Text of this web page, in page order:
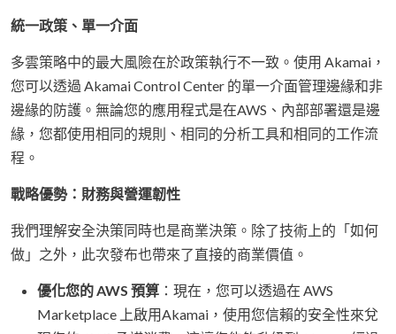
統一政策、單一介面
多雲策略中的最大風險在於政策執行不一致。使用 Akamai，
您可以透過 Akamai Control Center 的單一介面管理邊緣和非
邊緣的防護。無論您的應用程式是在AWS、內部部署還是邊
緣，您都使用相同的規則、相同的分析工具和相同的工作流
程。
戰略優勢：財務與營運韌性
我們理解安全決策同時也是商業決策。除了技術上的「如何
做」之外，此次發布也帶來了直接的商業價值。
優化您的 AWS 預算 ：現在，您可以透過在 AWS
Marketplace 上啟用Akamai，使用您信賴的安全性來兌